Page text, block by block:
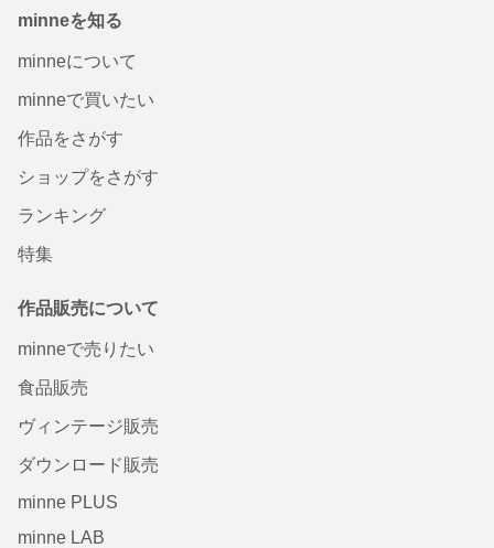
minneを知る
minneについて
minneで買いたい
作品をさがす
ショップをさがす
ランキング
特集
作品販売について
minneで売りたい
食品販売
ヴィンテージ販売
ダウンロード販売
minne PLUS
minne LAB